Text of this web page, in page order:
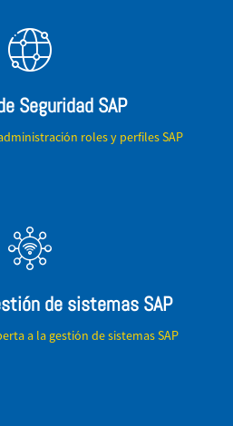
Seguridad SAP
roles y perfiles SAP
de sistemas SAP
a la gestión de sistemas SAP